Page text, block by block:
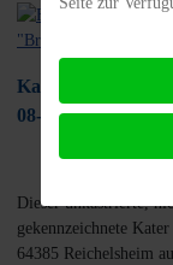
Katzen, m,
08-06-2026, 64385
Dieser unkastrierte,
gekennzeichnete
64385 Reichelsheim